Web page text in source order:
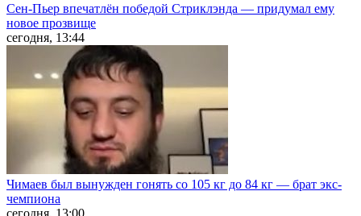
Сен-Пьер впечатлён победой Стриклэнда — придумал ему
новое прозвище
сегодня, 13:44
Чимаев был вынужден гонять со 105 кг до 84 кг — брат экс-
чемпиона
сегодня, 13:00